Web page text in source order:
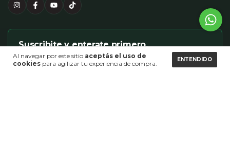
Al navegar por este sitio aceptás el uso de
cookies para agilizar tu experiencia de compra.
ENTENDIDO
Suscribite y enterate primero.
Nuevas colecciones, descuentos exclusivos y guías para
renovar tu hogar.